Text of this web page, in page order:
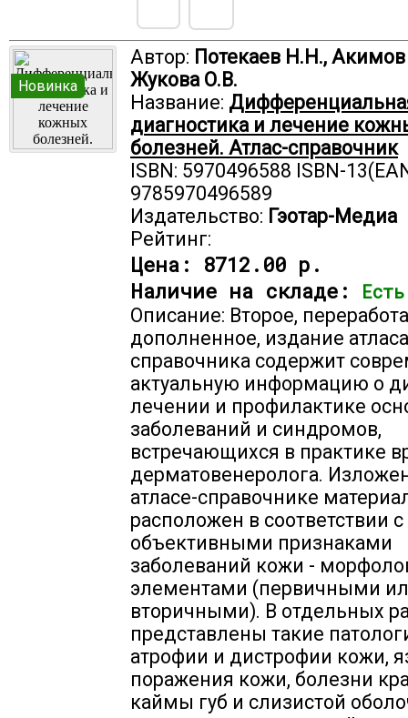
Новинка
Автор: Потекаев Н.Н., Акимов
Жукова О.В.
Название:
диагностика и лечение
болезней. Атлас-справочник
ISBN: 5970496588 ISBN-
9785970496589
Издательство: Гэотар-Медиа
Рейтинг:
Цена: 8712.00 р.
Наличие на складе:
Описание: Второе,
дополненное, издание
справочника содержит
актуальную информацию о
лечении и профилактике
заболеваний и синдромов,
встречающихся в практике
дерматовенеролога.
атласе-справочнике
расположен в соответствии с
объективными признаками
заболеваний кожи -
элементами (первичными
вторичными). В отдельных
представлены такие
атрофии и дистрофии кожи,
поражения кожи, болезни
каймы губ и слизистой